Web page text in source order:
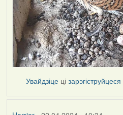
Увайдзіце цізарэгіструйцеся